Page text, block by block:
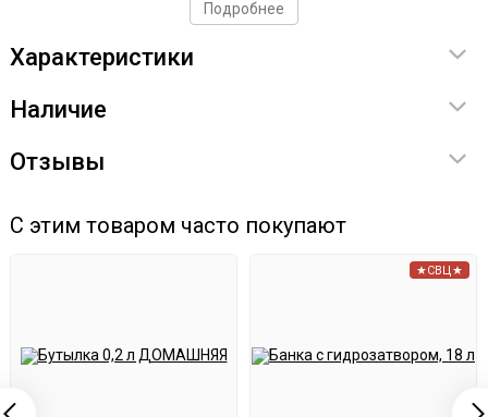
Подробнее
Характеристики
Наличие
Отзывы
С этим товаром часто покупают
★СВЦ★